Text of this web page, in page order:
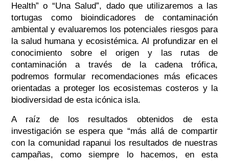
Health” o “Una Salud”, dado que utilizaremos a las
tortugas como bioindicadores de contaminación
ambiental y evaluaremos los potenciales riesgos para
la salud humana y ecosistémica. Al profundizar en el
conocimiento sobre el origen y las rutas de
contaminación a través de la cadena trófica,
podremos formular recomendaciones más eficaces
orientadas a proteger los ecosistemas costeros y la
biodiversidad de esta icónica isla.
A raíz de los resultados obtenidos de esta
investigación se espera que “más allá de compartir
con la comunidad rapanui los resultados de nuestras
campañas, como siempre lo hacemos, en esta